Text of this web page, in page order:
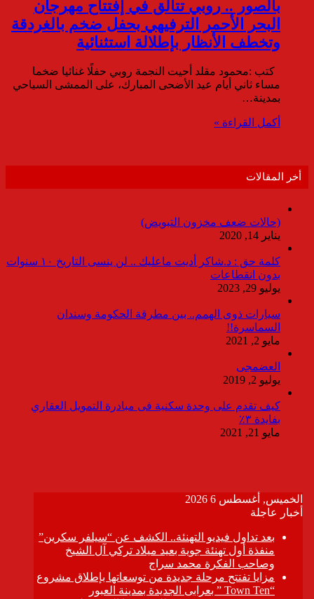
بالصور .. روبي تتألق في إفتتاح مهرجان
البحر الأحمر الترفيهي بحفل ضخم بالغردقة
وتخطف الأنظار بإطلالة استثنائية
كتب :محمود مقلد أحيت النجمة روبي حفلًا غنائيا ضخما
مساء ثاني أيام عيد الأضحى المبارك، على الممشى السياحي
بمدينة…
أكمل القراءة »
أخر المقالات
(حالات ضعف مخزون التبويض)
يناير 14, 2020
كلمة حق : د.شاكر أديت ماعليك .. لن ينسى التاريخ ١٠ سنوات
بدون انقطاعات
يوليو 29, 2023
سيارات ذوى الهمم.. بين مطرقة الحكومة وسندان
السماسرة!!
مايو 2, 2021
العضمجى
يوليو 2, 2019
كيف تقدم على وحدة سكنية فى مبادرة التمويل العقاري
بفايدة ٣٪
مايو 21, 2021